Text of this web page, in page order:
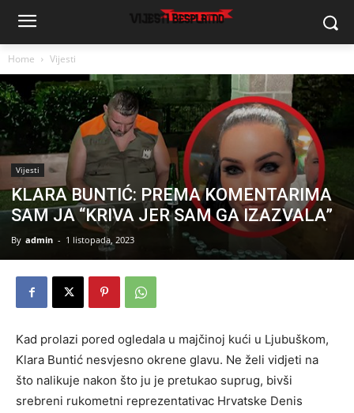
Home Vijesti
Vijesti
KLARA BUNTIĆ: PREMA KOMENTARIMA
SAM JA “KRIVA JER SAM GA IZAZVALA”
By admin - 1 listopada, 2023
Kad prolazi pored ogledala u majčinoj kući u Ljubuškom,
Klara Buntić nesvjesno okrene glavu. Ne želi vidjeti na
što nalikuje nakon što ju je pretukao suprug, bivši
srebreni rukometni reprezentativac Hrvatske Denis